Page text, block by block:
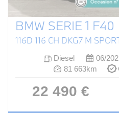
BMW SERIE 1 F40
116D 116 CH DKG7 M
Diesel 06/
81 663km
22 490 €